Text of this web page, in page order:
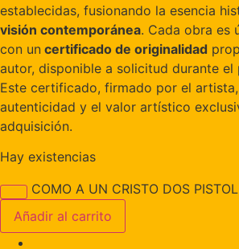
establecidas, fusionando la esencia
visión contemporánea. Cada obra es
con un certificado de originalidad
autor, disponible a solicitud durante el
Este certificado, firmado por el
autenticidad y el valor artístico
adquisición.
Hay existencias
COMO A UN CRISTO DOS
Añadir al carrito